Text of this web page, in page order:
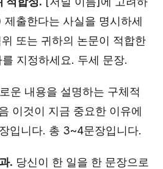
출한다는 사실을 명시하세
또는 귀하의 논문이 적합한
지정하세요. 두세 문장.
운 내용을 설명하는 구체적
이것이 지금 중요한 이유에
입니다. 총 3~4문장입니다.
. 당신이 한 일을 한 문장으로